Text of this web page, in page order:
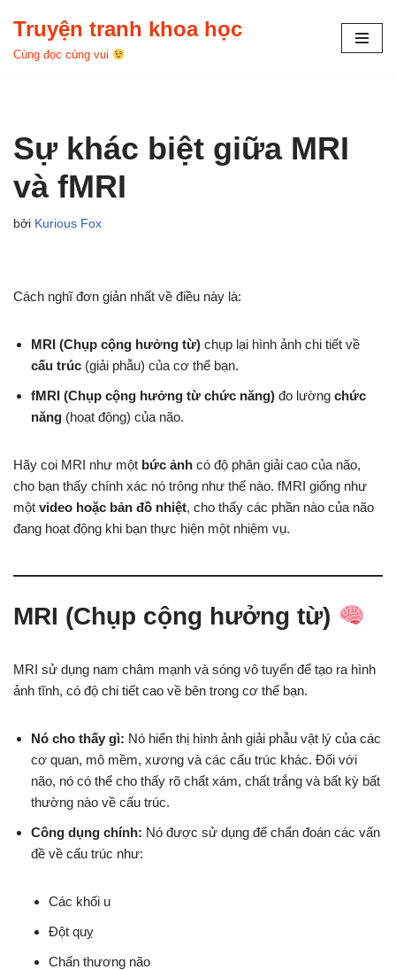
Chuyển
Truyện tranh khoa học
Cùng đọc cùng vui
Sự khác biệt giữa MRI
và fMRI
bởi Kurious Fox
Cách nghĩ đơn giản nhất về điều này là:
MRI (Chụp cộng hưởng từ) chụp lại hình ảnh chi tiết về
cấu trúc (giải phẫu) của cơ thể bạn.
fMRI (Chụp cộng hưởng từ chức năng) đo lường chức
năng (hoạt động) của não.
Hãy coi MRI như một bức ảnh có độ phân giải cao của não,
cho bạn thấy chính xác nó trông như thế nào. fMRI giống như
một video hoặc bản đồ nhiệt, cho thấy các phần nào của não
đang hoạt động khi bạn thực hiện một nhiệm vụ.
MRI (Chụp cộng hưởng từ)
MRI sử dụng nam châm mạnh và sóng vô tuyến để tạo ra hình
ảnh tĩnh, có độ chi tiết cao về bên trong cơ thể bạn.
Nó cho thấy gì: Nó hiển thị hình ảnh giải phẫu vật lý của các
cơ quan, mô mềm, xương và các cấu trúc khác. Đối với
não, nó có thể cho thấy rõ chất xám, chất trắng và bất kỳ bất
thường nào về cấu trúc.
Công dụng chính: Nó được sử dụng để chẩn đoán các vấn
đề về cấu trúc như:
Các khối u
Đột quỵ
Chấn thương não